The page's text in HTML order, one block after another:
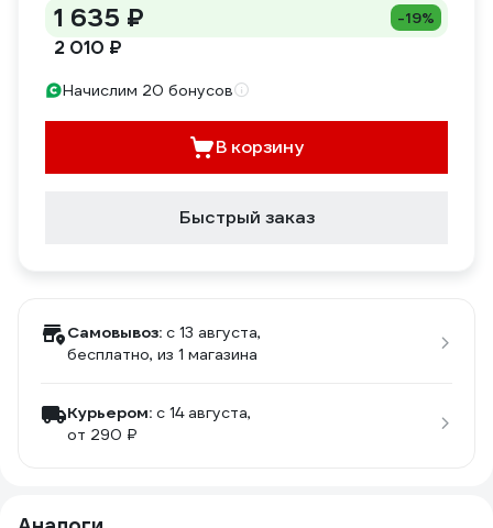
1 635 ₽ -19%
2 010 ₽
Начислим 20 бонусов
В корзину
Быстрый заказ
Самовывоз: c 13 августа,
бесплатно, из 1 магазина
Курьером: c 14 августа,
от 290 ₽